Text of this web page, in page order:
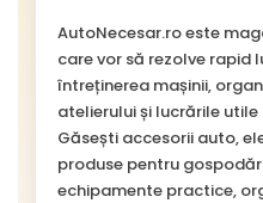
AutoNecesar.ro este
care vor să rezolve rapid
întreținerea mașinii,
atelierului și lucrările
Găsești accesorii auto,
produse pentru
echipamente practice,